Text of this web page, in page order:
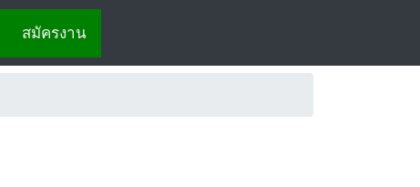
สมัครงาน